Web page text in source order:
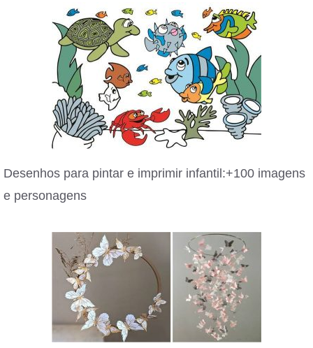
Desenhos para pintar e imprimir infantil:+100 imagens
e personagens